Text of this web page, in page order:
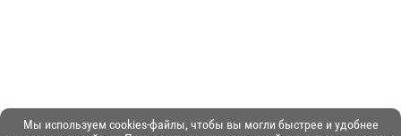
Мы используем cookies-файлы, чтобы вы могли быстрее и удобнее